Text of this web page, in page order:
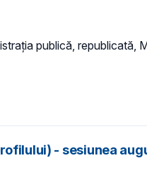
publică, republicată,
- sesiunea